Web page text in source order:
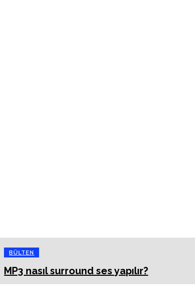
BÜLTEN
MP3 nasıl surround ses yapılır?